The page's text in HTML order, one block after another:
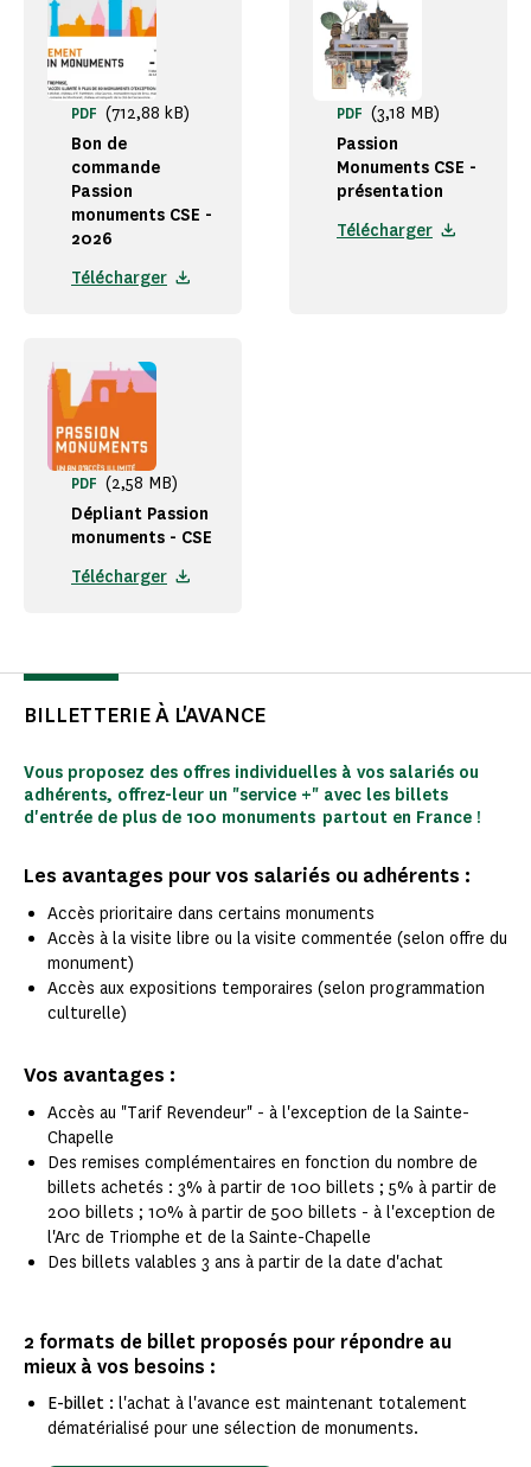
Bon de
commande
Passion
monuments CSE -
2026
PDF (712,88 kB)
Télécharger
Passion
Monuments CSE -
présentation
PDF (3,18 MB)
Télécharger
Dépliant Passion
monuments - CSE
PDF (2,58 MB)
Télécharger
BILLETTERIE À L'AVANCE
Vous proposez des offres individuelles à vos salariés ou
adhérents, offrez-leur un "service +" avec les billets
d'entrée de plus de 100 monuments partout en France !
Les avantages pour vos salariés ou adhérents :
Accès prioritaire dans certains monuments
Accès à la visite libre ou la visite commentée (selon offre du
monument)
Accès aux expositions temporaires (selon programmation
culturelle)
Vos avantages :
Accès au "Tarif Revendeur" - à l'exception de la Sainte-
Chapelle
Des remises complémentaires en fonction du nombre de
billets achetés : 3% à partir de 100 billets ; 5% à partir de
200 billets ; 10% à partir de 500 billets - à l'exception de
l'Arc de Triomphe et de la Sainte-Chapelle
Des billets valables 3 ans à partir de la date d'achat
2 formats de billet proposés pour répondre au
mieux à vos besoins :
E-billet : l'achat à l'avance est maintenant totalement
dématérialisé pour une sélection de monuments.